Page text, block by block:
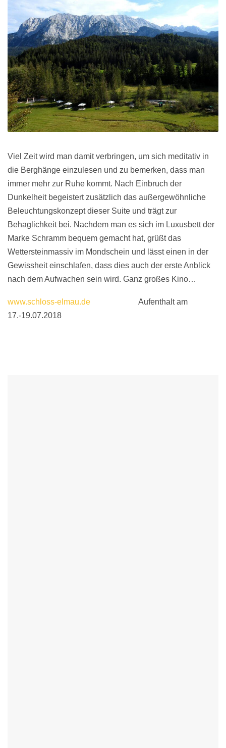
Viel Zeit wird man damit verbringen, um sich meditativ in
die Berghänge einzulesen und zu bemerken, dass man
immer mehr zur Ruhe kommt. Nach Einbruch der
Dunkelheit begeistert zusätzlich das außergewöhnliche
Beleuchtungskonzept dieser Suite und trägt zur
Behaglichkeit bei. Nachdem man es sich im Luxusbett der
Marke Schramm bequem gemacht hat, grüßt das
Wettersteinmassiv im Mondschein und lässt einen in der
Gewissheit einschlafen, dass dies auch der erste Anblick
nach dem Aufwachen sein wird. Ganz großes Kino…
www.schloss-elmau.de Aufenthalt am
17.-19.07.2018